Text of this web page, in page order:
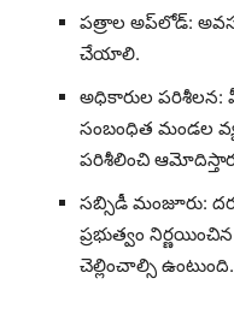
పత్రాల అప్‌లోడ్:
చేయాలి.
అధికారుల పరిశీలన:
సంబంధిత మండల
పరిశీలించి
సబ్సిడీ మంజూరు:
ప్రభుత్వం
చెల్లించాల్సి